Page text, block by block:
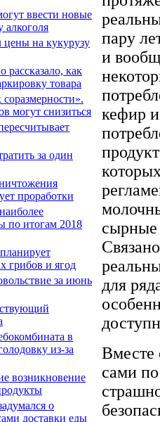
ввести новые
алкоголя
на кукурузу
рассказало, как
товара
могут снизиться
за один
проработки
по итогам 2018
грибов и ягод
за июнь
в
из-за
возникновение
о
доставки еды
пару
и
кефир
сырные
для
Вместе
сами